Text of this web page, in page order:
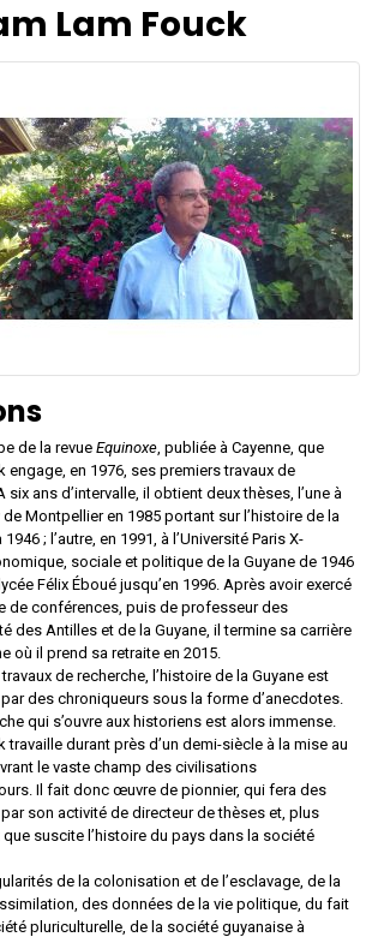
Lam Fouck
de la revue Equinoxe, publiée à Cayenne, que
engage, en 1976, ses premiers travaux de
ans d’intervalle, il obtient deux thèses, l’une à
de Montpellier en 1985 portant sur l’histoire de la
1946 ; l’autre, en 1991, à l’Université Paris X-
sociale et politique de la Guyane de 1946
Félix Éboué jusqu’en 1996. Après avoir exercé
de conférences, puis de professeur des
des Antilles et de la Guyane, il termine sa carrière
où il prend sa retraite en 2015.
de recherche, l’histoire de la Guyane est
des chroniqueurs sous la forme d’anecdotes.
qui s’ouvre aux historiens est alors immense.
travaille durant près d’un demi-siècle à la mise au
le vaste champ des civilisations
Il fait donc œuvre de pionnier, qui fera des
par son activité de directeur de thèses et, plus
que suscite l’histoire du pays dans la société
de la colonisation et de l’esclavage, de la
des données de la vie politique, du fait
pluriculturelle, de la société guyanaise à